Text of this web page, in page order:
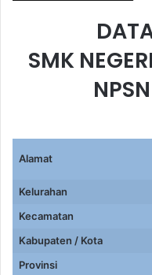
SMK
Alamat
Kelurahan
Kecamatan
Kabupaten / Kota
Provinsi